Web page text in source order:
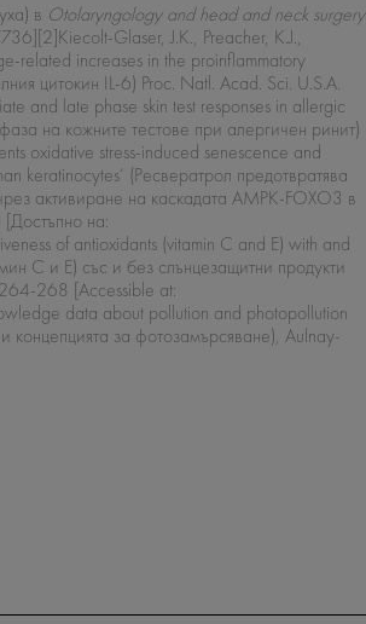
в Otolaryngology and head and neck surgery
Glaser, J.K., Preacher, K.J.,
related increases in the proinflammatory
цитокин IL-6) Proc. Natl. Acad. Sci. U.S.A.
and late phase skin test responses in allergic
на кожните тестове при алергичен ринит)
oxidative stress-induced senescence and
keratinocytes’ (Ресвератрол предотвратява
активиране на каскадата AMPK-FOXO3 в
на:
of antioxidants (vitamin C and E) with and
С и Е) със и без слънцезащитни продукти
268 [Accessible at:
data about pollution and photopollution
концепцията за фотозамърсяване), Aulnay-